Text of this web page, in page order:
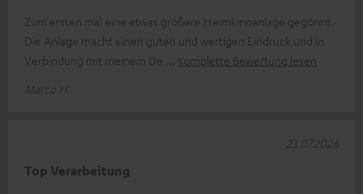
Zum ersten mal eine etwas größere Heimkinoanlage gegönnt.
Die Anlage macht einen guten und wertigen Eindruck und in
Verbindung mit meinem De
Komplette Bewertung lesen
Marco H.
Top Verarbeitung
23.07.2026